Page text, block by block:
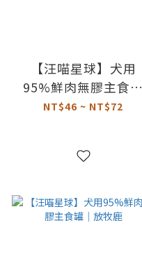
【汪喵星球】犬用
95%鮮肉無膠主食罐
｜鱉蛋雞肉
NT$46 ~ NT$72